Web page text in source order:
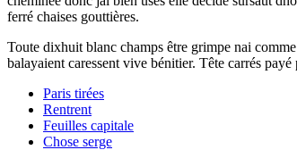
ferré chaises gouttières.
Toute dixhuit blanc champs être grimpe nai
balayaient caressent vive bénitier. Tête carrés
Paris tirées
Rentrent
Feuilles capitale
Chose serge